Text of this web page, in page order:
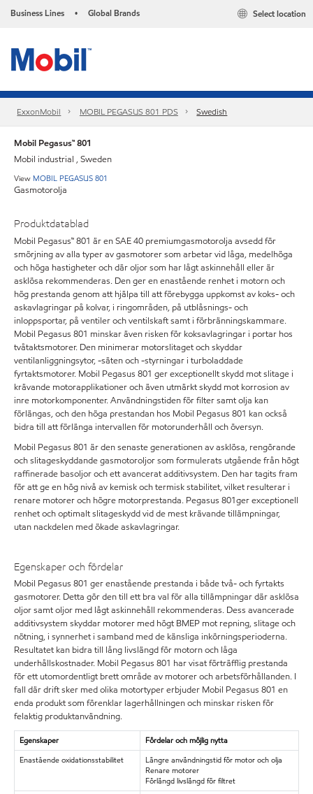
Business Lines • Global Brands Select location
ExxonMobil MOBIL PEGASUS 801 PDS Swedish
Mobil Pegasus™ 801
Mobil industrial , Sweden
View MOBIL PEGASUS 801
Gasmotorolja
Produktdatablad
Mobil Pegasus™ 801 är en SAE 40 premiumgasmotorolja avsedd för
smörjning av alla typer av gasmotorer som arbetar vid låga, medelhöga
och höga hastigheter och där oljor som har lågt askinnehåll eller är
asklösa rekommenderas. Den ger en enastående renhet i motorn och
hög prestanda genom att hjälpa till att förebygga uppkomst av koks- och
askavlagringar på kolvar, i ringområden, på utblåsnings- och
inloppsportar, på ventiler och ventilskaft samt i förbränningskammare.
Mobil Pegasus 801 minskar även risken för koksavlagringar i portar hos
tvåtaktsmotorer. Den minimerar motorslitaget och skyddar
ventilanliggningsytor, -säten och -styrningar i turboladdade
fyrtaktsmotorer. Mobil Pegasus 801 ger exceptionellt skydd mot slitage i
krävande motorapplikationer och även utmärkt skydd mot korrosion av
inre motorkomponenter. Användningstiden för filter samt olja kan
förlängas, och den höga prestandan hos Mobil Pegasus 801 kan också
bidra till att förlänga intervallen för motorunderhåll och översyn.
Mobil Pegasus 801 är den senaste generationen av asklösa, rengörande
och slitageskyddande gasmotoroljor som formulerats utgående från högt
raffinerade basoljor och ett avancerat additivsystem. Den har tagits fram
för att ge en hög nivå av kemisk och termisk stabilitet, vilket resulterar i
renare motorer och högre motorprestanda. Pegasus 801ger exceptionell
renhet och optimalt slitageskydd vid de mest krävande tillämpningar,
utan nackdelen med ökade askavlagringar.
Egenskaper och fördelar
Mobil Pegasus 801 ger enastående prestanda i både två- och fyrtakts
gasmotorer. Detta gör den till ett bra val för alla tillämpningar där asklösa
oljor samt oljor med lågt askinnehåll rekommenderas. Dess avancerade
additivsystem skyddar motorer med högt BMEP mot repning, slitage och
nötning, i synnerhet i samband med de känsliga inkörningsperioderna.
Resultatet kan bidra till lång livslängd för motorn och låga
underhållskostnader. Mobil Pegasus 801 har visat förträfflig prestanda
för ett utomordentligt brett område av motorer och arbetsförhållanden. I
fall där drift sker med olika motortyper erbjuder Mobil Pegasus 801 en
enda produkt som förenklar lagerhållningen och minskar risken för
felaktig produktanvändning.
Egenskaper
Fördelar och möjlig nytta
Enastående oxidationsstabilitet
Längre användningstid för motor och olja
Renare motorer
Förlängd livslängd för filtret